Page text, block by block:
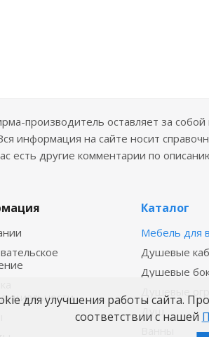
производитель оставляет за
информация на сайте носит
есть другие комментарии по
Каталог
Мебель для
Душевые
Душевые
Душевые
Душ
для улучшения работы сайта.
соответствии с нашей